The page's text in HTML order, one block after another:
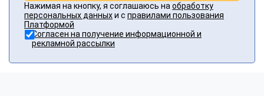
Нажимая на кнопку, я соглашаюсь на обработку
персональных данныхи с правилами пользования
Платформой
Согласен на получение информационной и
рекламной рассылки